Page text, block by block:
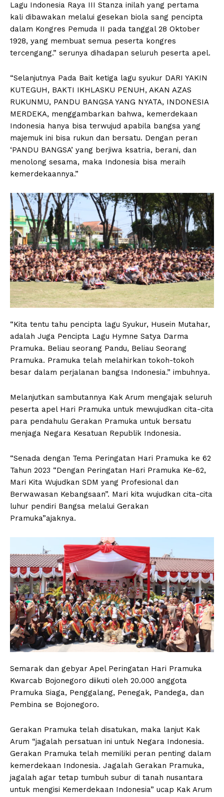
Lagu Indonesia Raya III Stanza inilah yang pertama
kali dibawakan melalui gesekan biola sang pencipta
dalam Kongres Pemuda II pada tanggal 28 Oktober
1928, yang membuat semua peserta kongres
tercengang.” serunya dihadapan seluruh peserta apel.
“Selanjutnya Pada Bait ketiga lagu syukur DARI YAKIN
KUTEGUH, BAKTI IKHLASKU PENUH, AKAN AZAS
RUKUNMU, PANDU BANGSA YANG NYATA, INDONESIA
MERDEKA, menggambarkan bahwa, kemerdekaan
Indonesia hanya bisa terwujud apabila bangsa yang
majemuk ini bisa rukun dan bersatu. Dengan peran
‘PANDU BANGSA’ yang berjiwa ksatria, berani, dan
menolong sesama, maka Indonesia bisa meraih
kemerdekaannya.”
“Kita tentu tahu pencipta lagu Syukur, Husein Mutahar,
adalah Juga Pencipta Lagu Hymne Satya Darma
Pramuka. Beliau seorang Pandu, Beliau Seorang
Pramuka. Pramuka telah melahirkan tokoh-tokoh
besar dalam perjalanan bangsa Indonesia.” imbuhnya.
Melanjutkan sambutannya Kak Arum mengajak seluruh
peserta apel Hari Pramuka untuk mewujudkan cita-cita
para pendahulu Gerakan Pramuka untuk bersatu
menjaga Negara Kesatuan Republik Indonesia.
“Senada dengan Tema Peringatan Hari Pramuka ke 62
Tahun 2023 “Dengan Peringatan Hari Pramuka Ke-62,
Mari Kita Wujudkan SDM yang Profesional dan
Berwawasan Kebangsaan”. Mari kita wujudkan cita-cita
luhur pendiri Bangsa melalui Gerakan
Pramuka”ajaknya.
Semarak dan gebyar Apel Peringatan Hari Pramuka
Kwarcab Bojonegoro diikuti oleh 20.000 anggota
Pramuka Siaga, Penggalang, Penegak, Pandega, dan
Pembina se Bojonegoro.
Gerakan Pramuka telah disatukan, maka lanjut Kak
Arum “jagalah persatuan ini untuk Negara Indonesia.
Gerakan Pramuka telah memiliki peran penting dalam
kemerdekaan Indonesia. Jagalah Gerakan Pramuka,
jagalah agar tetap tumbuh subur di tanah nusantara
untuk mengisi Kemerdekaan Indonesia” ucap Kak Arum